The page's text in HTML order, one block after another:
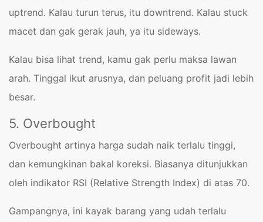
uptrend. Kalau turun terus, itu downtrend. Kalau stuck
macet dan gak gerak jauh, ya itu sideways.
Kalau bisa lihat trend, kamu gak perlu maksa lawan
arah. Tinggal ikut arusnya, dan peluang profit jadi lebih
besar.
5. Overbought
Overbought artinya harga sudah naik terlalu tinggi,
dan kemungkinan bakal koreksi. Biasanya ditunjukkan
oleh indikator RSI (Relative Strength Index) di atas 70.
Gampangnya, ini kayak barang yang udah terlalu